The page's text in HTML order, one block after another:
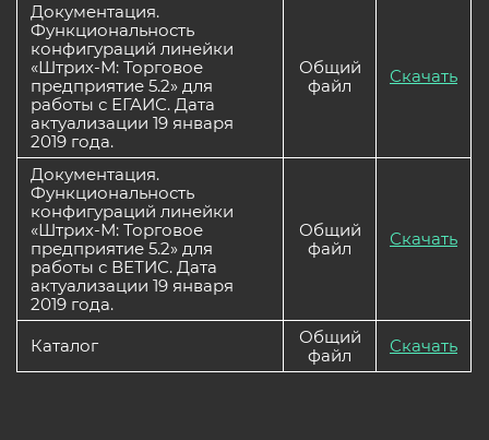
Документация.
Функциональность
конфигураций линейки
«Штрих-М: Торговое
предприятие 5.2» для
работы с ЕГАИС. Дата
актуализации 19 января
2019 года.
Общий
файл
Скачать
Документация.
Функциональность
конфигураций линейки
«Штрих-М: Торговое
предприятие 5.2» для
работы с ВЕТИС. Дата
актуализации 19 января
2019 года.
Общий
файл
Скачать
Каталог
Общий
файл
Скачать